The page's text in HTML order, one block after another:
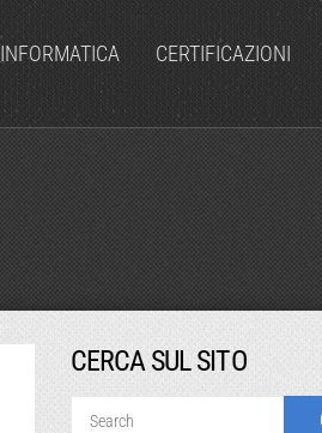
INFORMATICA CERTIFICAZIONI
CERCA SUL SITO